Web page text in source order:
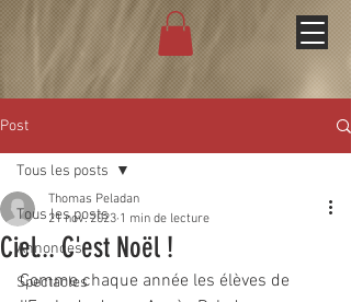
Post
Tous les posts
Annonces
Spectacles
Tous les posts
Ciel... C'est Noël !
Thomas Peladan
21 nov. 2023 1 min de lecture
Comme chaque année les élèves de